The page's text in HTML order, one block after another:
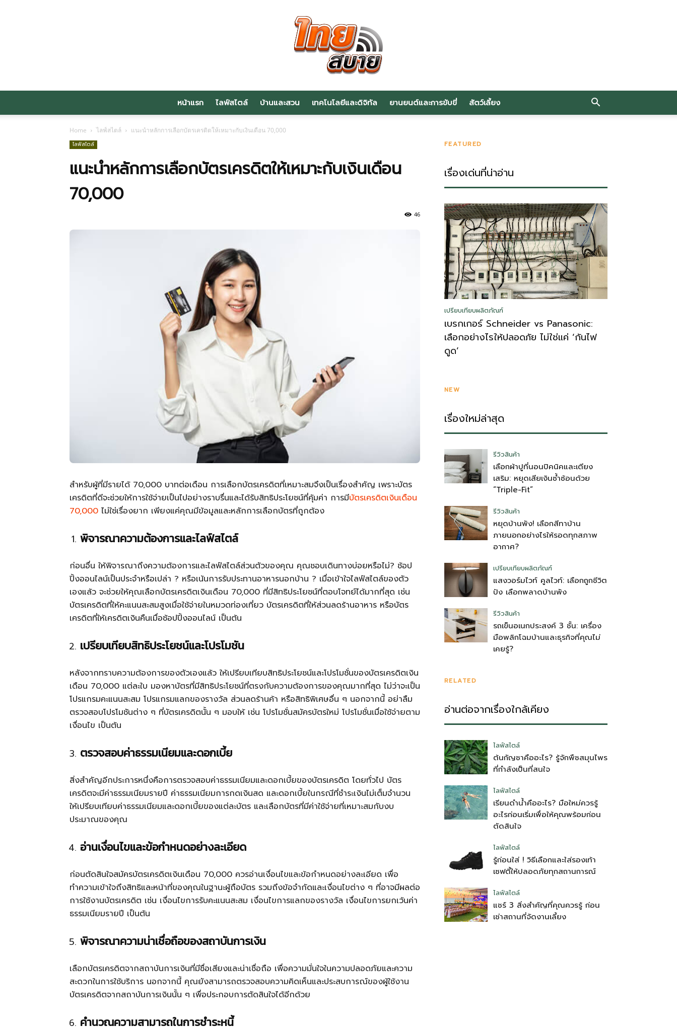
ไร
สบาย(ดอท)คอม
หน้าแรก ไลฟ์สไตล์ บ้านและสวน เทคโนโลยีและดิจิทัล ยานยนต์และการขับขี่ สัตว์เลี้ยง
Home ไลฟ์สไตล์ แนะนำหลักการเลือกบัตรเครดิตให้เหมาะกับเงินเดือน 70,000
ไลฟ์สไตล์
แนะนำหลักการเลือกบัตรเครดิตให้เหมาะกับเงินเดือน
70,000
46
สำหรับผู้ที่มีรายได้ 70,000 บาทต่อเดือน การเลือกบัตรเครดิตที่เหมาะสมจึงเป็นเรื่องสำคัญ เพราะบัตร
เครดิตที่ดีจะช่วยให้การใช้จ่ายเป็นไปอย่างราบรื่นและได้รับสิทธิประโยชน์ที่คุ้มค่า การมีบัตรเครดิตเงินเดือน
70,000 ไม่ใช่เรื่องยาก เพียงแค่คุณมีข้อมูลและหลักการเลือกบัตรที่ถูกต้อง
พิจารณาความต้องการและไลฟ์สไตล์
ก่อนอื่น ให้พิจารณาถึงความต้องการและไลฟ์สไตล์ส่วนตัวของคุณ คุณชอบเดินทางบ่อยหรือไม่? ช้อป
ปิ้งออนไลน์เป็นประจำหรือเปล่า ? หรือเน้นการรับประทานอาหารนอกบ้าน ? เมื่อเข้าใจไลฟ์สไตล์ของตัว
เองแล้ว จะช่วยให้คุณเลือกบัตรเครดิตเงินเดือน 70,000 ที่มีสิทธิประโยชน์ที่ตอบโจทย์ได้มากที่สุด เช่น
บัตรเครดิตที่ให้คะแนนสะสมสูงเมื่อใช้จ่ายในหมวดท่องเที่ยว บัตรเครดิตที่ให้ส่วนลดร้านอาหาร หรือบัตร
เครดิตที่ให้เครดิตเงินคืนเมื่อช้อปปิ้งออนไลน์ เป็นต้น
เปรียบเทียบสิทธิประโยชน์และโปรโมชัน
หลังจากทราบความต้องการของตัวเองแล้ว ให้เปรียบเทียบสิทธิประโยชน์และโปรโมชั่นของบัตรเครดิตเงิน
เดือน 70,000 แต่ละใบ มองหาบัตรที่มีสิทธิประโยชน์ที่ตรงกับความต้องการของคุณมากที่สุด ไม่ว่าจะเป็น
โปรแกรมคะแนนสะสม โปรแกรมแลกของรางวัล ส่วนลดร้านค้า หรือสิทธิพิเศษอื่น ๆ นอกจากนี้ อย่าลืม
ตรวจสอบโปรโมชันต่าง ๆ ที่บัตรเครดิตนั้น ๆ มอบให้ เช่น โปรโมชั่นสมัครบัตรใหม่ โปรโมชั่นเมื่อใช้จ่ายตาม
เงื่อนไข เป็นต้น
ตรวจสอบค่าธรรมเนียมและดอกเบี้ย
สิ่งสำคัญอีกประการหนึ่งคือการตรวจสอบค่าธรรมเนียมและดอกเบี้ยของบัตรเครดิต โดยทั่วไป บัตร
เครดิตจะมีค่าธรรมเนียมรายปี ค่าธรรมเนียมการกดเงินสด และดอกเบี้ยในกรณีที่ชำระเงินไม่เต็มจำนวน
ให้เปรียบเทียบค่าธรรมเนียมและดอกเบี้ยของแต่ละบัตร และเลือกบัตรที่มีค่าใช้จ่ายที่เหมาะสมกับงบ
ประมาณของคุณ
อ่านเงื่อนไขและข้อกำหนดอย่างละเอียด
ก่อนตัดสินใจสมัครบัตรเครดิตเงินเดือน 70,000 ควรอ่านเงื่อนไขและข้อกำหนดอย่างละเอียด เพื่อ
ทำความเข้าใจถึงสิทธิและหน้าที่ของคุณในฐานะผู้ถือบัตร รวมถึงข้อจำกัดและเงื่อนไขต่าง ๆ ที่อาจมีผลต่อ
การใช้งานบัตรเครดิต เช่น เงื่อนไขการรับคะแนนสะสม เงื่อนไขการแลกของรางวัล เงื่อนไขการยกเว้นค่า
ธรรมเนียมรายปี เป็นต้น
พิจารณาความน่าเชื่อถือของสถาบันการเงิน
เลือกบัตรเครดิตจากสถาบันการเงินที่มีชื่อเสียงและน่าเชื่อถือ เพื่อความมั่นใจในความปลอดภัยและความ
สะดวกในการใช้บริการ นอกจากนี้ คุณยังสามารถตรวจสอบความคิดเห็นและประสบการณ์ของผู้ใช้งาน
บัตรเครดิตจากสถาบันการเงินนั้น ๆ เพื่อประกอบการตัดสินใจได้อีกด้วย
คำนวณความสามารถในการชำระหนี้
FEATURED
เรื่องเด่นที่น่าอ่าน
เปรียบเทียบผลิตภัณฑ์
เบรกเกอร์ Schneider vs Panasonic:
เลือกอย่างไรให้ปลอดภัย ไม่ใช่แค่ ‘กันไฟ
ดูด’
NEW
เรื่องใหม่ล่าสุด
รีวิวสินค้า
เลือกผ้าปูที่นอนปิคนิคและเตียง
เสริม: หยุดเสียเงินซ้ำซ้อนด้วย
“Triple-Fit”
รีวิวสินค้า
หยุดบ้านพัง! เลือกสีทาบ้าน
ภายนอกอย่างไรให้รอดทุกสภาพ
อากาศ?
เปรียบเทียบผลิตภัณฑ์
แสงวอร์มไวท์ คูลไวท์: เลือกถูกชีวิต
ปัง เลือกพลาดบ้านพัง
รีวิวสินค้า
รถเข็นอเนกประสงค์ 3 ชั้น: เครื่อง
มือพลิกโฉมบ้านและธุรกิจที่คุณไม่
เคยรู้?
RELATED
อ่านต่อจากเรื่องใกล้เคียง
ไลฟ์สไตล์
ต้นกัญชาคืออะไร? รู้จักพืชสมุนไพร
ที่กำลังเป็นที่สนใจ
ไลฟ์สไตล์
เรียนดำน้ำคืออะไร? มือใหม่ควรรู้
อะไรก่อนเริ่มเพื่อให้คุณพร้อมก่อน
ตัดสินใจ
ไลฟ์สไตล์
รู้ก่อนใส่ ! วิธีเลือกและใส่รองเท้า
เซฟตี้ให้ปลอดภัยทุกสถานการณ์
ไลฟ์สไตล์
แชร์ 3 สิ่งสำคัญที่คุณควรรู้ ก่อน
เช่าสถานที่จัดงานเลี้ยง